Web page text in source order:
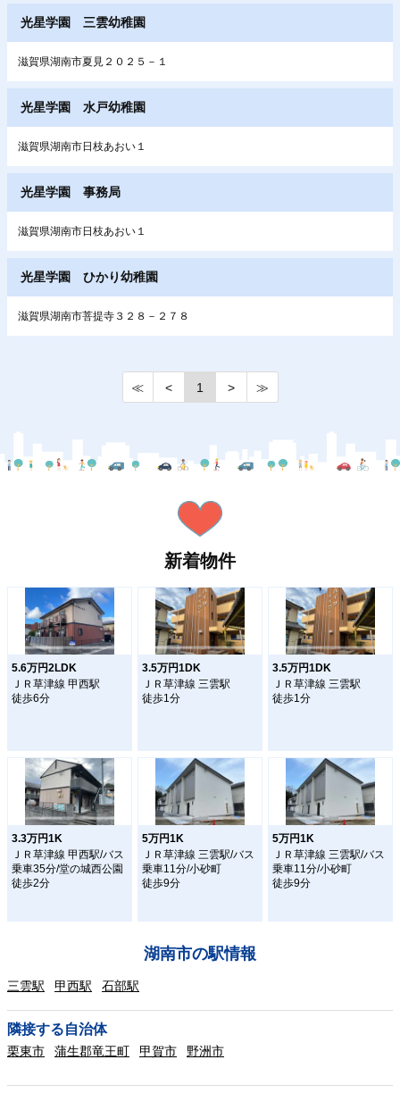
光星学園 三雲幼稚園
滋賀県湖南市夏見２０２５－１
光星学園 水戸幼稚園
滋賀県湖南市日枝あおい１
光星学園 事務局
滋賀県湖南市日枝あおい１
光星学園 ひかり幼稚園
滋賀県湖南市菩提寺３２８－２７８
≪ < 1 > ≫
新着物件
5.6万円2LDK
ＪＲ草津線 甲西駅
徒歩6分
3.5万円1DK
ＪＲ草津線 三雲駅
徒歩1分
3.5万円1DK
ＪＲ草津線 三雲駅
徒歩1分
3.3万円1K
ＪＲ草津線 甲西駅/バス
乗車35分/堂の城西公園
徒歩2分
5万円1K
ＪＲ草津線 三雲駅/バス
乗車11分/小砂町
徒歩9分
5万円1K
ＪＲ草津線 三雲駅/バス
乗車11分/小砂町
徒歩9分
湖南市の駅情報
三雲駅 甲西駅 石部駅
隣接する自治体
栗東市 蒲生郡竜王町 甲賀市 野洲市